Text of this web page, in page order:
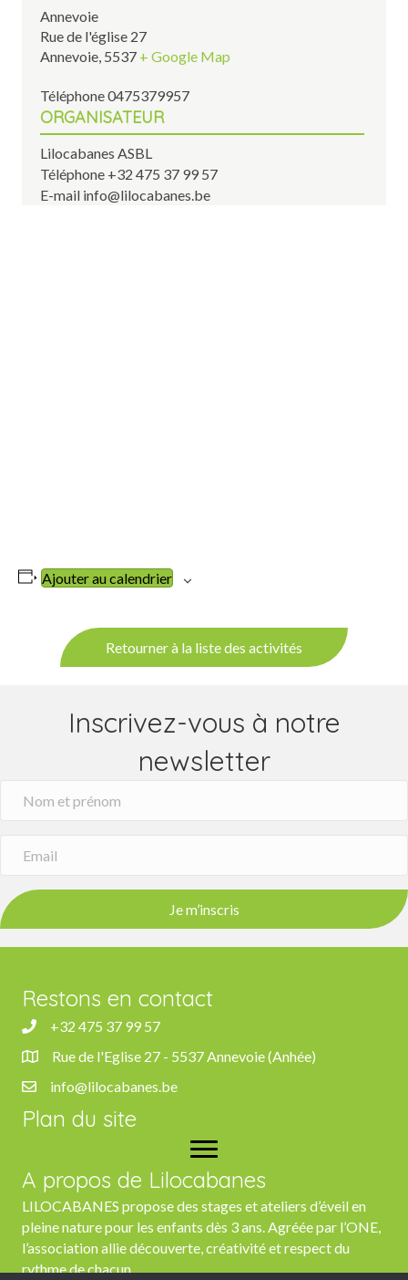
Annevoie
Rue de l'église 27
Annevoie, 5537 + Google Map
Téléphone0475379957
ORGANISATEUR
Lilocabanes ASBL
Téléphone +32 475 37 99 57
E-mail info@lilocabanes.be
Ajouter au calendrier
Retourner à la liste des activités
Inscrivez-vous à notre
newsletter
Je m’inscris
Restons en contact
+32 475 37 99 57
+32 475 37 99 57
Rue de l'Eglise 27, 5537 Anhée
Rue de l'Eglise 27 - 5537 Annevoie (Anhée)
info@lilocabanes.be
info@lilocabanes.be
Plan du site
A propos de Lilocabanes
LILOCABANES propose des stages et ateliers d’éveil en
pleine nature pour les enfants dès 3 ans. Agréée par l’ONE,
l’association allie découverte, créativité et respect du
rythme de chacun.